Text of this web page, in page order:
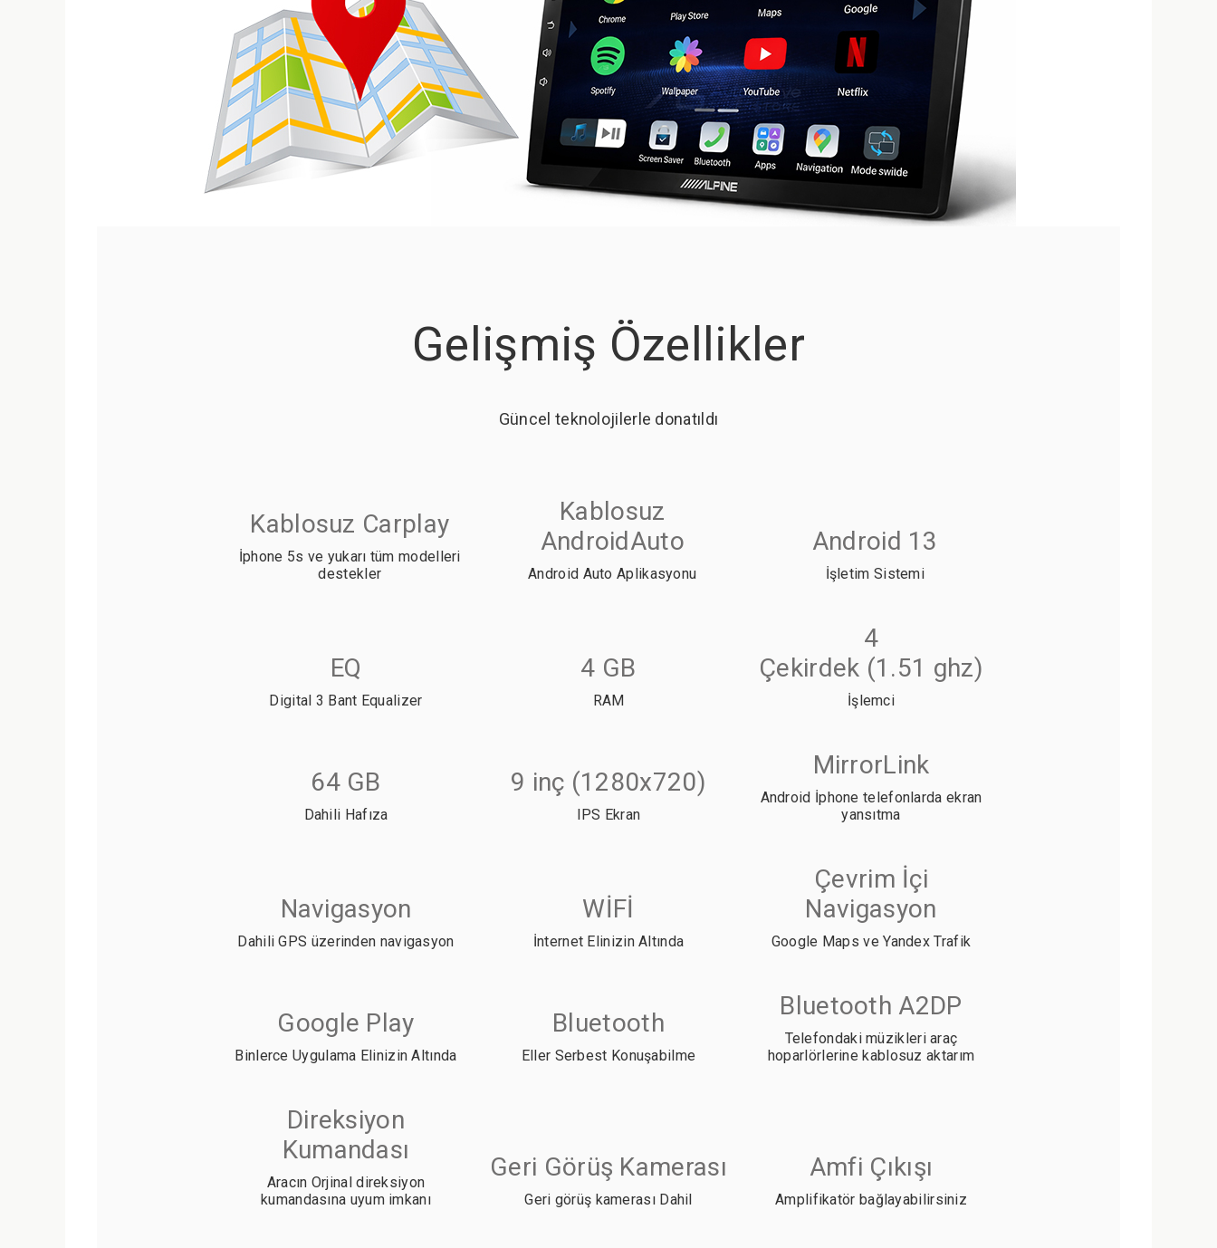
Gelişmiş Özellikler
Güncel teknolojilerle donatıldı
Kablosuz Carplay
İphone 5s ve yukarı tüm modelleri
destekler
Kablosuz
AndroidAuto
Android Auto Aplikasyonu
Android 13
İşletim Sistemi
EQ
Digital 3 Bant Equalizer
4 GB
RAM
4
Çekirdek (1.51 ghz)
İşlemci
64 GB
Dahili Hafıza
9 inç (1280x720)
IPS Ekran
MirrorLink
Android İphone telefonlarda ekran
yansıtma
Navigasyon
Dahili GPS üzerinden navigasyon
WİFİ
İnternet Elinizin Altında
Çevrim İçi
Navigasyon
Google Maps ve Yandex Trafik
Google Play
Binlerce Uygulama Elinizin Altında
Bluetooth
Eller Serbest Konuşabilme
Bluetooth A2DP
Telefondaki müzikleri araç
hoparlörlerine kablosuz aktarım
Direksiyon
Kumandası
Aracın Orjinal direksiyon
kumandasına uyum imkanı
Geri Görüş Kamerası
Geri görüş kamerası Dahil
Amfi Çıkışı
Amplifikatör bağlayabilirsiniz